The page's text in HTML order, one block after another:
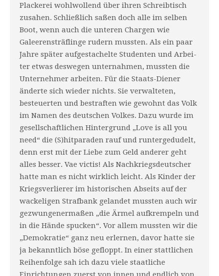
Plackerei wohlwollend über ihren Schreibtisch
zusahen. Schließlich saßen doch alle im selben
Boot, wenn auch die unteren Chargen wie
Galeerensträflinge rudern mussten. Als ein paar
Jahre später aufgestachelte Studenten und Arbei­
ter etwas deswegen unternahmen, mussten die
Unternehmer arbeiten. Für die Staats-Diener
änderte sich wieder nichts. Sie verwalteten,
besteuerten und bestraften wie gewohnt das Volk
im Namen des deutschen Volkes. Dazu wurde im
gesellschaftlichen Hintergrund „Love is all you
need“ die (S)hitparaden rauf und runtergedudelt,
denn erst mit der Liebe zum Geld anderer geht
alles besser. Vae victis! Als Nachkriegsdeutscher
hatte man es nicht wirklich leicht. Als Kinder der
Kriegsverlierer im historischen Abseits auf der
wackeligen Strafbank gelandet mussten auch wir
gezwungenermaßen „die Ärmel auf­krempeln und
in die Hände spucken“. Vor allem mussten wir die
„Demokratie“ ganz neu erlernen, davor hatte sie
ja bekanntlich böse gefloppt. In einer stattlichen
Rei­hen­folge sah ich dazu viele staatliche